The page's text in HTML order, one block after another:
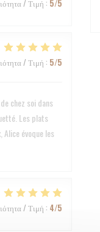
/ Τιμή : 5/5
/ Τιμή : 5/5
chez soi dans
Les plats
évoque les
/ Τιμή : 4/5